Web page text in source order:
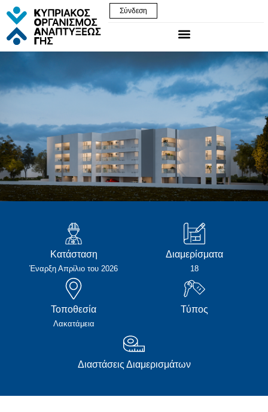
Σύνδεση
Κατάσταση
Έναρξη Απρίλιο του 2026
Διαμερίσματα
18
Τοποθεσία
Λακατάμεια
Τύπος
Διαστάσεις Διαμερισμάτων